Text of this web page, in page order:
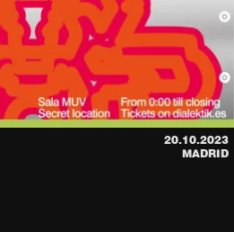
20.10.2023
MADRID